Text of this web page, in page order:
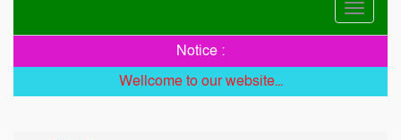
Toggle
Notice :
Wellcome to our website...